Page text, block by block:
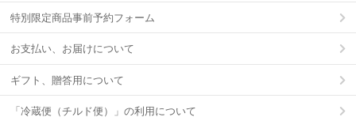
特別限定商品事前予約フォーム
お支払い、お届けについて
ギフト、贈答用について
「冷蔵便（チルド便）」の利用について